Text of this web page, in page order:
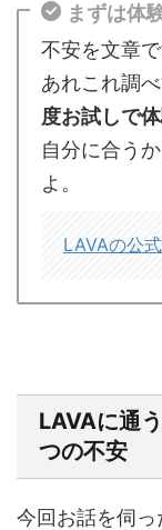
まずは体
不安を文章
あれこれ調
度お試しで
自分に合う
よ。
LAVAの公
LAVAに通
つの不安
今回お話を伺